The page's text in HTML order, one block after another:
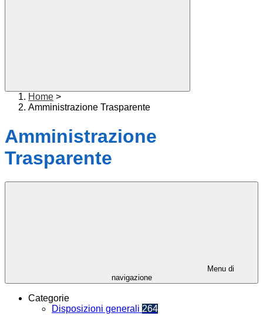
Home >
Amministrazione Trasparente
Amministrazione
Trasparente
Menu di
navigazione
Categorie
Disposizioni generali 264